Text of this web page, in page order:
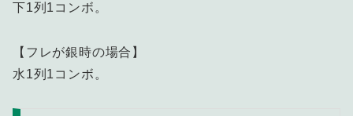
下1列1コンボ。
【フレが銀時の場合】
水1列1コンボ。